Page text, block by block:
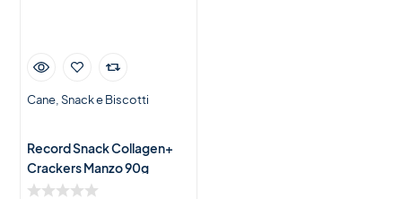
Cane Snack e Biscotti
Record Snack Collagen+
Crackers Manzo 90g